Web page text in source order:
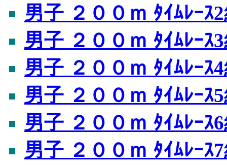
男子 ２００ｍ ﾀｲﾑﾚｰｽ
男子 ２００ｍ ﾀｲﾑﾚｰｽ
男子 ２００ｍ ﾀｲﾑﾚｰｽ
男子 ２００ｍ ﾀｲﾑﾚｰｽ
男子 ２００ｍ ﾀｲﾑﾚｰｽ
男子 ２００ｍ ﾀｲﾑﾚｰｽ